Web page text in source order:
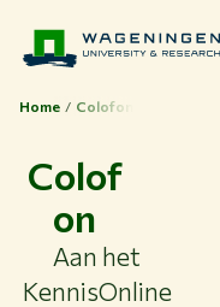
Studeren bij WUR
Home Colofon
Colof
on
Aan het
KennisOnline